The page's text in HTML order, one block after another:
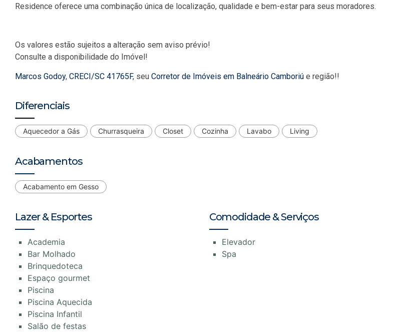
Residence oferece uma combinação única de localização, qualidade e bem-estar para seus moradores.
Os valores estão sujeitos a alteração sem aviso prévio!
Consulte a disponibilidade do Imóvel!
Marcos Godoy, CRECI/SC 41765F, seu Corretor de Imóveis em Balneário Camboriú e região!!
Diferenciais
Aquecedor a Gás Churrasqueira Closet Cozinha Lavabo Living
Acabamentos
Acabamento em Gesso
Lazer & Esportes
Academia
Bar Molhado
Brinquedoteca
Espaço gourmet
Piscina
Piscina Aquecida
Piscina Infantil
Salão de festas
Comodidade & Serviços
Elevador
Spa